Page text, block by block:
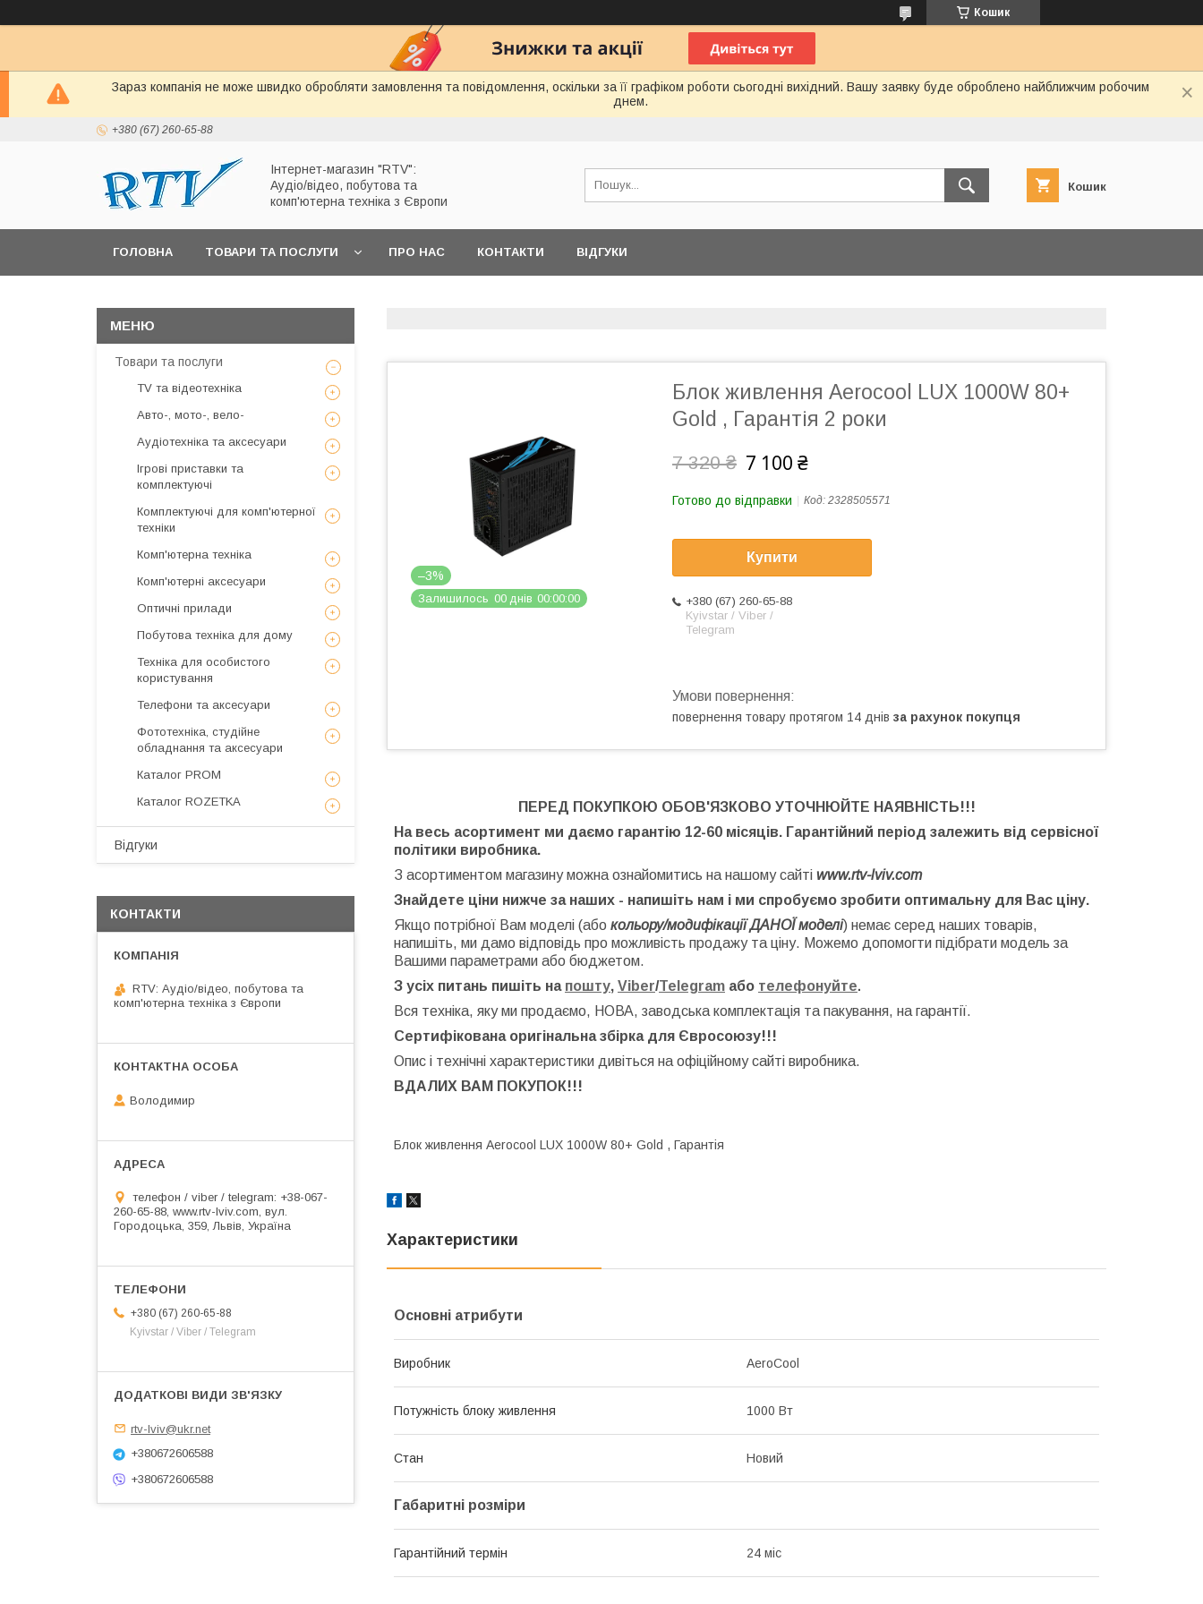
Кошик
Зараз компанія не може швидко обробляти замовлення та повідомлення, оскільки за її графіком роботи сьогодні вихідний. Вашу заявку буде оброблено найближчим робочим
днем.
+380 (67) 260-65-88
Інтернет-магазин "RTV":
Аудіо/відео, побутова та
комп'ютерна техніка з Європи
Кошик
ГОЛОВНА ТОВАРИ ТА ПОСЛУГИ ПРО НАС КОНТАКТИ ВІДГУКИ
–3%
Залишилось 00 днів 00 00 00
Блок живлення Aerocool LUX 1000W 80+
Gold , Гарантія 2 роки
7 320 ₴ 7 100 ₴
Готово до відправки Код: 2328505571
Купити
+380 (67) 260-65-88
Kyivstar / Viber /
Telegram
повернення товару протягом 14 днів за рахунок покупця
ПЕРЕД ПОКУПКОЮ ОБОВ'ЯЗКОВО УТОЧНЮЙТЕ НАЯВНІСТЬ!!!
На весь асортимент ми даємо гарантію 12-60 місяців. Гарантійний період залежить від сервісної
політики виробника.
З асортиментом магазину можна ознайомитись на нашому сайті www.rtv-lviv.com
Знайдете ціни нижче за наших - напишіть нам і ми спробуємо зробити оптимальну для Вас ціну.
Якщо потрібної Вам моделі (або кольору/модифікації ДАНОЇ моделі) немає серед наших товарів,
напишіть, ми дамо відповідь про можливість продажу та ціну. Можемо допомогти підібрати модель за
Вашими параметрами або бюджетом.
З усіх питань пишіть на пошту, Viber/Telegram або телефонуйте.
Вся техніка, яку ми продаємо, НОВА, заводська комплектація та пакування, на гарантії.
Сертифікована оригінальна збірка для Євросоюзу!!!
Опис і технічні характеристики дивіться на офіційному сайті виробника.
ВДАЛИХ ВАМ ПОКУПОК!!!
Блок живлення Aerocool LUX 1000W 80+ Gold , Гарантія
Характеристики
Основні атрибути
Виробник AeroCool
Потужність блоку живлення 1000 Вт
Стан Новий
Габаритні розміри
Гарантійний термін 24 міс
Товари та послуги
TV та відеотехніка
Авто-, мото-, вело-
Аудіотехніка та аксесуари
Ігрові приставки та
комплектуючі
Комплектуючі для комп'ютерної
техніки
Комп'ютерна техніка
Комп'ютерні аксесуари
Оптичні прилади
Побутова техніка для дому
Техніка для особистого
користування
Телефони та аксесуари
Фототехніка, студійне
обладнання та аксесуари
Каталог PROM
Каталог ROZETKA
Відгуки
КОНТАКТИ
RTV: Аудіо/відео, побутова та
комп'ютерна техніка з Європи
Володимир
телефон / viber / telegram: +38-067-
260-65-88, www.rtv-lviv.com, вул.
Городоцька, 359, Львів, Україна
+380 (67) 260-65-88
Kyivstar / Viber / Telegram
rtv-lviv@ukr.net
+380672606588
+380672606588